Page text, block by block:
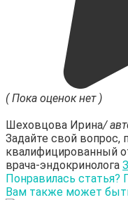
( Пока оценок нет )
Шеховцова Ирина/
Задайте свой вопрос,
квалифицированный
врача-эндокринолога
Понравилась статья?
Вам также может